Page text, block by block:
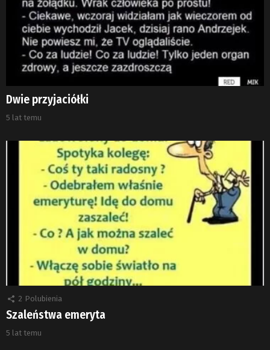
Dwie przyjaciółki
5 lat temu
2 Polubienia
Szaleństwa emeryta
5 lat temu